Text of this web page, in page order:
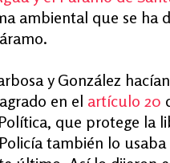
ambiental que se ha
y González
en el artículo 20
que protege la
también lo